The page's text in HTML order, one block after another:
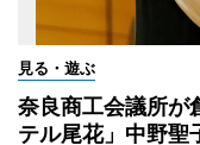
見る・遊ぶ
奈良商工会議所が
テル尾花」中野聖